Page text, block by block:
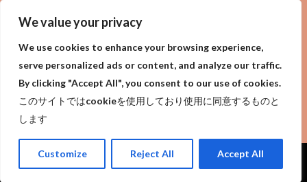
We value your privacy
We use cookies to enhance your browsing experience,
serve personalized ads or content, and analyze our traffic.
By clicking "Accept All", you consent to our use of cookies.
このサイトではcookieを使用しており使用に同意するものと
します
Customize Reject All Accept All
privacy policy Purpose of site サイトの目的
プライバシーポリシー
Copyright©今日は何の日?世界一詳しい今日は何の日【今日なん？】
Rights Reserved.